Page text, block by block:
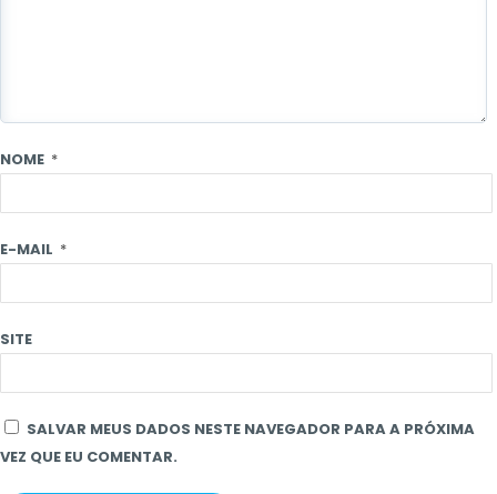
NOME *
E-MAIL *
SITE
SALVAR MEUS DADOS NESTE NAVEGADOR PARA A PRÓXIMA
VEZ QUE EU COMENTAR.